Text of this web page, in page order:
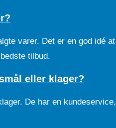
varer. Det er en god idé at
tilbud.
eller klager?
De har en kundeservice,